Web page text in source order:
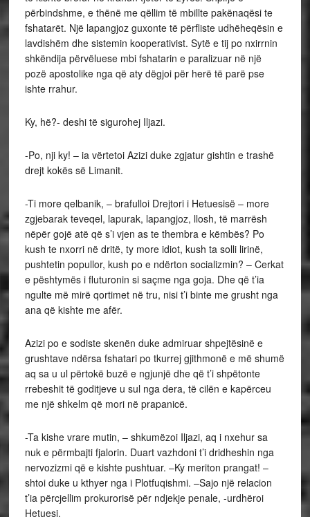
përbindshme, e thënë me qëllim të mbillte pakënaqësi te
fshatarët. Një lapangjoz guxonte të përfliste udhëheqësin e
lavdishëm dhe sistemin kooperativist. Sytë e tij po nxirrnin
shkëndija përvëluese mbi fshatarin e paralizuar në një
pozë apostolike nga që aty dëgjoi për herë të parë pse
ishte rrahur.
Ky, hë?- deshi të sigurohej Iljazi.
-Po, nji ky! – ia vërtetoi Azizi duke zgjatur gishtin e trashë
drejt kokës së Limanit.
-Ti more qelbanik, – brafulloi Drejtori i Hetuesisë – more
zgjebarak teveqel, lapurak, lapangjoz, llosh, të marrësh
nëpër gojë atë që s’i vjen as te thembra e këmbës? Po
kush te nxorri në dritë, ty more idiot, kush ta solli lirinë,
pushtetin popullor, kush po e ndërton socializmin? – Cerkat
e pështymës i fluturonin si saçme nga goja. Dhe që t’ia
ngulte më mirë qortimet në tru, nisi t’i binte me grusht nga
ana që kishte me afër.
Azizi po e sodiste skenën duke admiruar shpejtësinë e
grushtave ndërsa fshatari po tkurrej gjithmonë e më shumë
aq sa u ul përtokë buzë e ngjunjë dhe që t’i shpëtonte
rrebeshit të goditjeve u sul nga dera, të cilën e kapërceu
me një shkelm që mori në prapanicë.
-Ta kishe vrare mutin, – shkumëzoi Iljazi, aq i nxehur sa
nuk e përmbajti fjalorin. Duart vazhdoni t’i dridheshin nga
nervozizmi që e kishte pushtuar. –Ky meriton prangat! –
shtoi duke u kthyer nga i Plotfuqishmi. –Sajo një relacion
t’ia përcjellim prokurorisë për ndjekje penale, -urdhëroi
Hetuesi.